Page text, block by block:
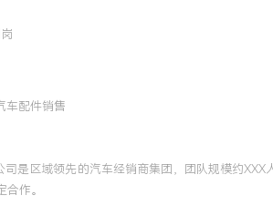
、采购与库存管理知识，并将VMI（供应商管
库存管理实践，通过优化采购频率与库存水
平均库存周转天数减少XXX天，库存成本下降
车配件销售
司是区域领先的汽车经销商集团，团队规模约
作。